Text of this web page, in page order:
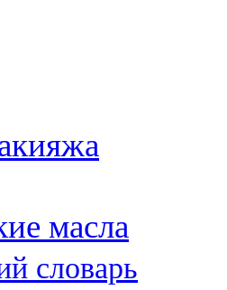
масла
словарь